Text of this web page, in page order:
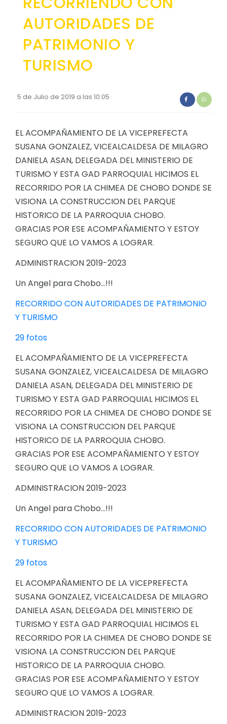
GESTIÓN ADMINISTRATIVA
Plan de desarrollo y Ordenamiento Territorial -
Plan Anual Contratación - PAC
Cédulas presupuestarias y balances
Procesos de contratación
Ejecución Presupuestaria
Obras y proyectos
AUTORIDADES DE
PATRIMONIO Y
TURISMO
5 de Julio de 2019 a las 10:05
EL ACOMPAÑAMIENTO DE LA VICEPREFECTA
SUSANA GONZALEZ, VICEALCALDESA DE MILAGRO
DANIELA ASAN, DELEGADA DEL MINISTERIO DE
TURISMO Y ESTA GAD PARROQUIAL HICIMOS EL
RECORRIDO POR LA CHIMEA DE CHOBO DONDE SE
VISIONA LA CONSTRUCCION DEL PARQUE
HISTORICO DE LA PARROQUIA CHOBO.
GRACIAS POR ESE ACOMPAÑAMIENTO Y ESTOY
SEGURO QUE LO VAMOS A LOGRAR.
ADMINISTRACION 2019-2023
Un Angel para Chobo...!!!
RECORRIDO CON AUTORIDADES DE PATRIMONIO
Y TURISMO
29 fotos
EL ACOMPAÑAMIENTO DE LA VICEPREFECTA
SUSANA GONZALEZ, VICEALCALDESA DE MILAGRO
DANIELA ASAN, DELEGADA DEL MINISTERIO DE
TURISMO Y ESTA GAD PARROQUIAL HICIMOS EL
RECORRIDO POR LA CHIMEA DE CHOBO DONDE SE
VISIONA LA CONSTRUCCION DEL PARQUE
HISTORICO DE LA PARROQUIA CHOBO.
GRACIAS POR ESE ACOMPAÑAMIENTO Y ESTOY
SEGURO QUE LO VAMOS A LOGRAR.
ADMINISTRACION 2019-2023
Un Angel para Chobo...!!!
RECORRIDO CON AUTORIDADES DE PATRIMONIO
Y TURISMO
29 fotos
EL ACOMPAÑAMIENTO DE LA VICEPREFECTA
SUSANA GONZALEZ, VICEALCALDESA DE MILAGRO
DANIELA ASAN, DELEGADA DEL MINISTERIO DE
TURISMO Y ESTA GAD PARROQUIAL HICIMOS EL
RECORRIDO POR LA CHIMEA DE CHOBO DONDE SE
VISIONA LA CONSTRUCCION DEL PARQUE
HISTORICO DE LA PARROQUIA CHOBO.
GRACIAS POR ESE ACOMPAÑAMIENTO Y ESTOY
SEGURO QUE LO VAMOS A LOGRAR.
ADMINISTRACION 2019-2023